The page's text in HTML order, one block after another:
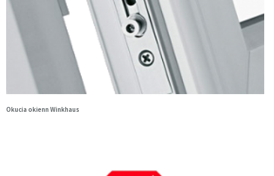
Okucia okienn Winkhaus